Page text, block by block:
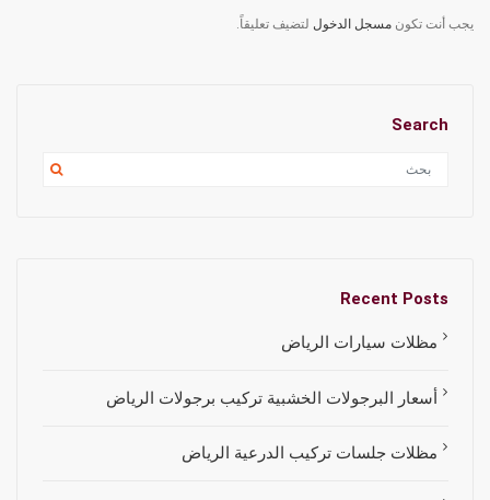
يجب أنت تكون مسجل الدخول لتضيف تعليقاً.
Search
Recent Posts
مظلات سيارات الرياض
أسعار البرجولات الخشبية تركيب برجولات الرياض
مظلات جلسات تركيب الدرعية الرياض